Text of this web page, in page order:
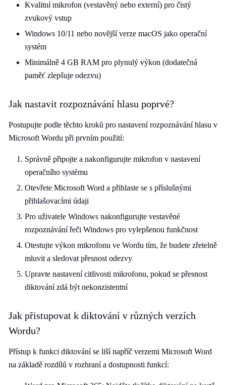
Kvalitní mikrofon (vestavěný nebo externí) pro čistý
zvukový vstup
Windows 10/11 nebo novější verze macOS jako operační
systém
Minimálně 4 GB RAM pro plynulý výkon (dodatečná
paměť zlepšuje odezvu)
Jak nastavit rozpoznávání hlasu poprvé?
Postupujte podle těchto kroků pro nastavení rozpoznávání hlasu v
Microsoft Wordu při prvním použití:
Správně připojte a nakonfigurujte mikrofon v nastavení
operačního systému
Otevřete Microsoft Word a přihlaste se s příslušnými
přihlašovacími údaji
Pro uživatele Windows nakonfigurujte vestavěné
rozpoznávání řeči Windows pro vylepšenou funkčnost
Otestujte výkon mikrofonu ve Wordu tím, že budete zřetelně
mluvit a sledovat přesnost odezvy
Upravte nastavení citlivosti mikrofonu, pokud se přesnost
diktování zdá být nekonzistentní
Jak přistupovat k diktování v různých verzích
Wordu?
Přístup k funkci diktování se liší napříč verzemi Microsoft Word
na základě rozdílů v rozhraní a dostupnosti funkcí: